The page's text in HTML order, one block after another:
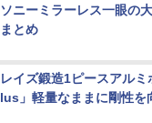
ソニーミラーレス一眼の
まとめ
レイズ鍛造1ピースアル
lus」軽量なままに剛性を